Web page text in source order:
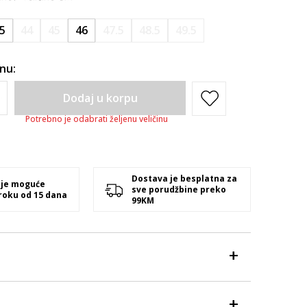
46
Dodaj u korpu
Potrebno je odabrati željenu veličinu
moguće
od 15 dana
Dostava je besplatna za
sve porudžbine preko
99KM